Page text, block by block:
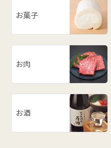
お菓子
お肉
お酒